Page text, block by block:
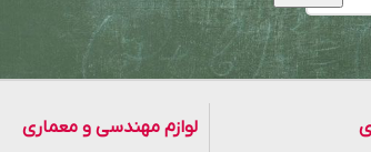
لوازم مهندسی و معماری